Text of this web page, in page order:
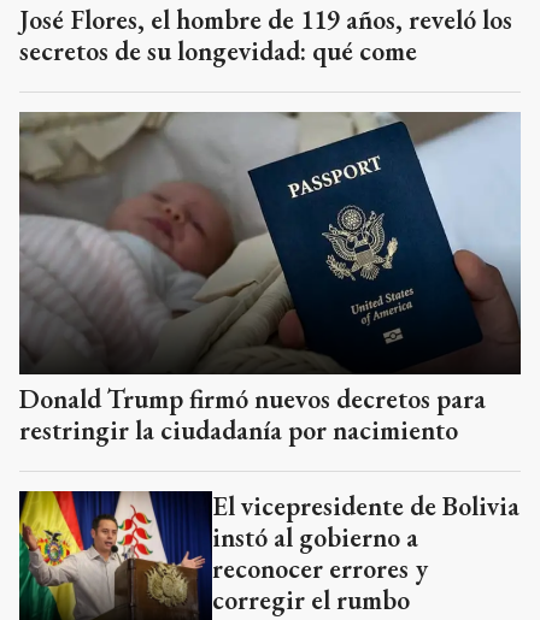
José Flores, el hombre de 119 años, reveló los
secretos de su longevidad: qué come
Donald Trump firmó nuevos decretos para
restringir la ciudadanía por nacimiento
El vicepresidente de Bolivia
instó al gobierno a
reconocer errores y
corregir el rumbo